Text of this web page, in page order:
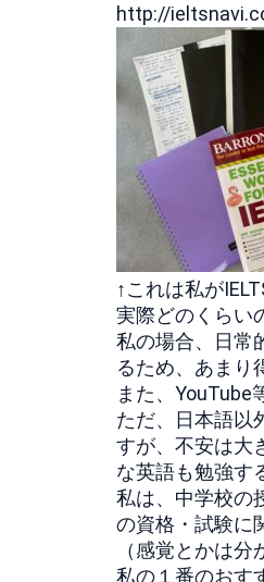
http://
↑これは私が
実際どのくらい
私の場合、日常
るため、あまり
また、YouTube
ただ、日本語以
すが、不安は大
な英語も勉強す
私は、中学校の
の資格・試験に
（感覚とかは分
私の１番のおす